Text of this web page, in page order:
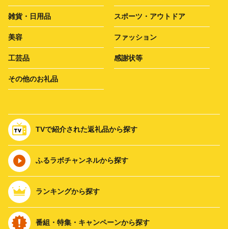
雑貨・日用品 スポーツ・アウトドア
美容 ファッション
工芸品 感謝状等
その他のお礼品
TVで紹介された返礼品から探す
ふるラボチャンネルから探す
ランキングから探す
番組・特集・キャンペーンから探す